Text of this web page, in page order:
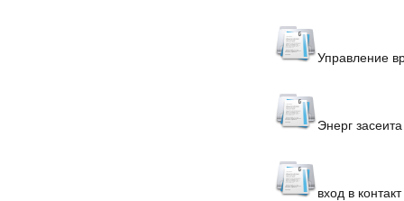
Управление
Энерг засеита
вход в